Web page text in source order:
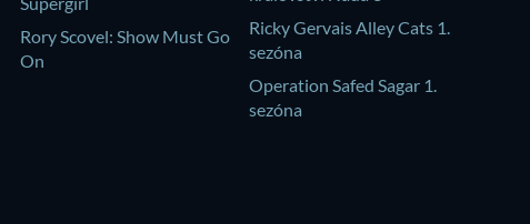
Rory Scovel: Show Must Go
On
Ricky Gervais Alley Cats 1.
sezóna
Operation Safed Sagar 1.
sezóna